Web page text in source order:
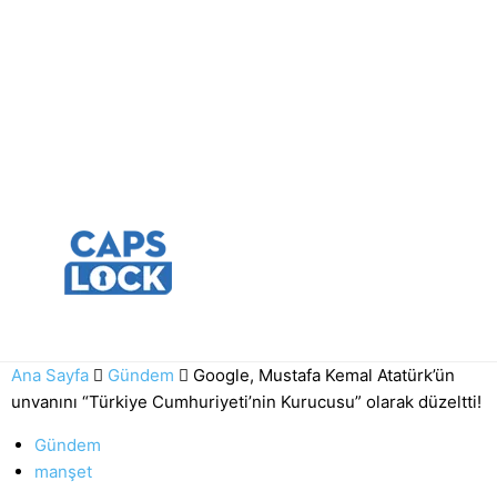
Ana Sayfa Gündem
Google, Mustafa Kemal Atatürk’ün
unvanını “Türkiye Cumhuriyeti’nin Kurucusu” olarak düzeltti!
Gündem
manşet